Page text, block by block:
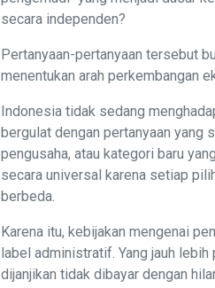
secara independen?
Pertanyaan-pertanyaan tersebut
menentukan arah perkembangan
Indonesia tidak sedang
bergulat dengan pertanyaan yang
pengusaha, atau kategori baru
secara universal karena setiap
berbeda.
Karena itu, kebijakan mengenai
label administratif. Yang jauh
dijanjikan tidak dibayar dengan